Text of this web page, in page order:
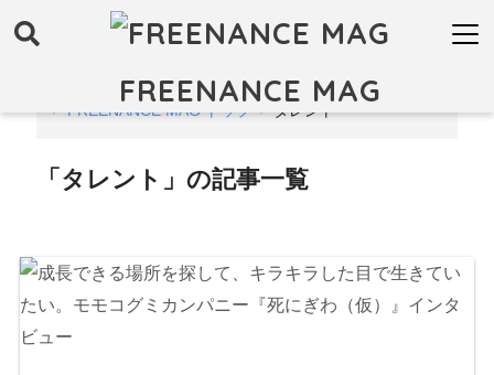
FREENANCE MAG
FREENANCE MAG トップ タレント
「タレント」の記事一覧